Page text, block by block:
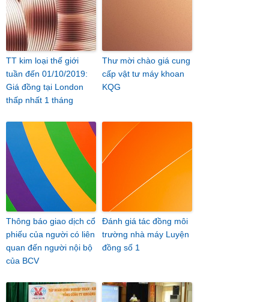
TT kim loại thế giới
tuần đến 01/10/2019:
Giá đồng tại London
thấp nhất 1 tháng
Thư mời chào giá cung
cấp vật tư máy khoan
KQG
Thông báo giao dịch cổ
phiếu của người có liên
quan đến người nội bộ
của BCV
Đánh giá tác đồng môi
trường nhà máy Luyện
đồng số 1